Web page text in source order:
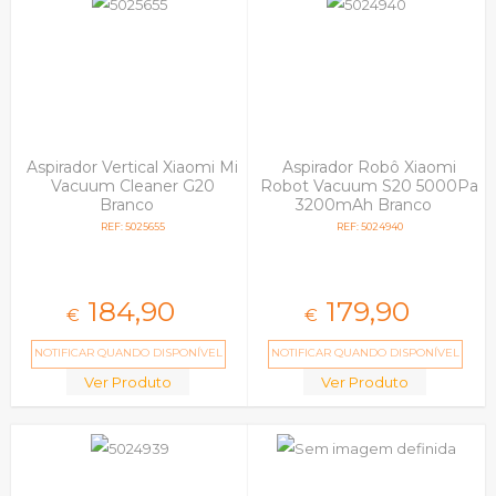
Aspirador Vertical Xiaomi Mi
Vacuum Cleaner G20
Branco
REF: 5025655
€ 184,90
NOTIFICAR QUANDO DISPONÍVEL
Ver Produto
Aspirador Robô Xiaomi
Robot Vacuum S20 5000Pa
3200mAh Branco
REF: 5024940
€ 179,90
NOTIFICAR QUANDO DISPONÍVEL
Ver Produto